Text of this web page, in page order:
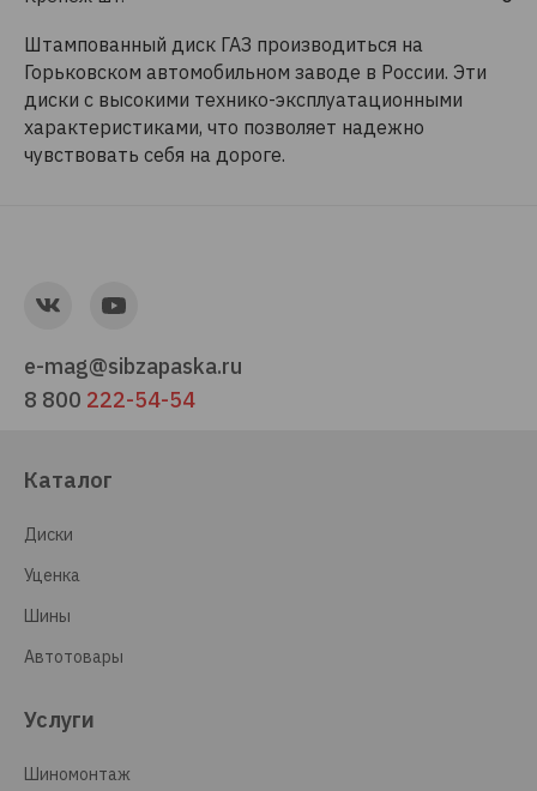
Штампованный диск ГАЗ производиться на
Горьковском автомобильном заводе в России. Эти
диски с высокими технико-эксплуатационными
характеристиками, что позволяет надежно
чувствовать себя на дороге.
e-mag@sibzapaska.ru
8 800 222-54-54
Каталог
Диски
Уценка
Шины
Автотовары
Услуги
Шиномонтаж